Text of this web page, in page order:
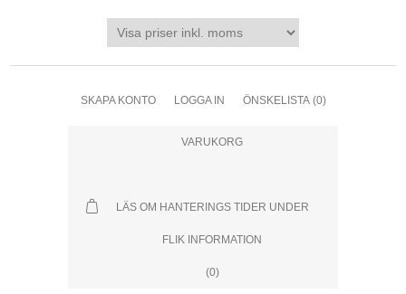
SKAPA KONTO LOGGA IN ÖNSKELISTA (0)
VARUKORG
LÄS OM HANTERINGS TIDER UNDER
FLIK INFORMATION
(0)